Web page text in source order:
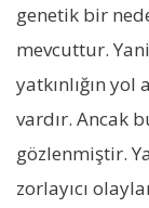
genetik bir
mevcuttur.
yatkınlığın
vardır. Ancak
gözlenmiştir.
zorlayıcı